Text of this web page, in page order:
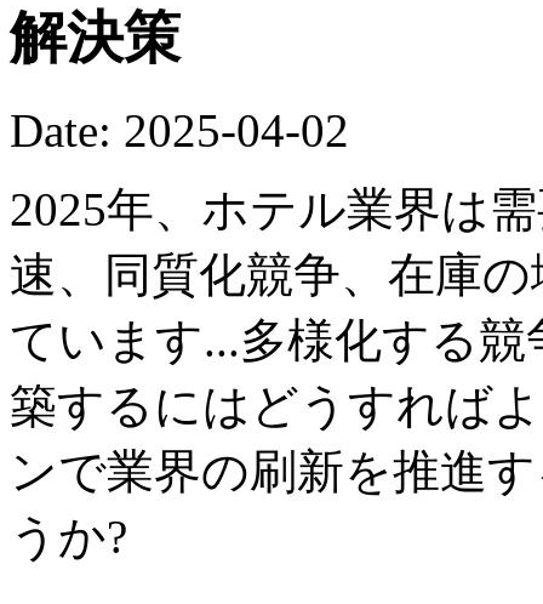
解決策
Date: 2025-04-02
2025年、ホテル業界は
速、同質化競争、在庫
ています...多様化する
築するにはどうすれば
ンで業界の刷新を推進
うか?